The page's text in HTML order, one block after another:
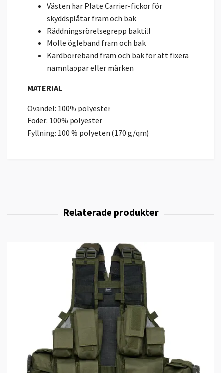
Västen har Plate Carrier-fickor för
skyddsplåtar fram och bak
Räddningsrörelsegrepp baktill
Molle ögleband fram och bak
Kardborreband fram och bak för att fixera
namnlappar eller märken
MATERIAL
Ovandel: 100% polyester
Foder: 100% polyester
Fyllning: 100 % polyeten (170 g/qm)